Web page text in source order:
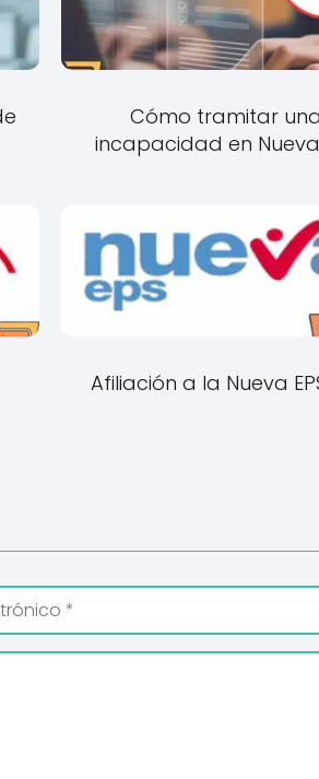
Cómo tramitar
incapacidad en Nueva
Afiliación a la Nueva